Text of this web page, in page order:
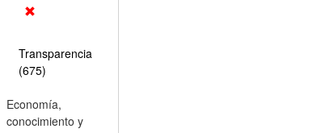
Transparencia
(675)
Economía,
conocimiento y